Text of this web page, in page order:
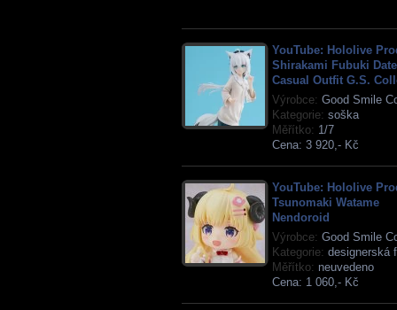
YouTube: Hololive
Shirakami Fubuki
Casual Outfit G.S.
Výrobce: Good Smile
Kategorie: soška
Měřítko: 1/7
Cena: 3 920,- Kč
YouTube: Hololive
Tsunomaki Watame
Nendoroid
Výrobce: Good Smile
Kategorie: designerská
Měřítko: neuvedeno
Cena: 1 060,- Kč